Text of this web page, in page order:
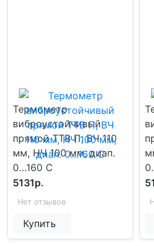
Термометр
виброустойчивый
прямой ТТВ П, ВЧ 110
мм, НЧ 100 мм, диап.
0…160 С
5131р.
Нет отзывов
Купить